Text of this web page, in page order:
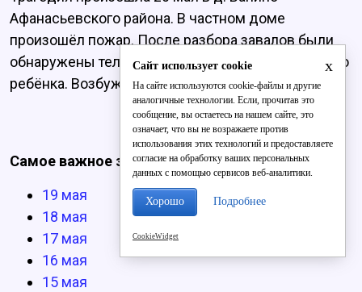
Афанасьевского района. В частном доме
произошёл пожар. После разбора завалов были
обнаружены тела 48-летней женщины и 2-летнего
ребёнка. Возбуждено уголовное дело.
Самое важное за неделю:
19 мая
18 мая
17 мая
16 мая
15 мая
x
Сайт использует cookie
На сайте используются cookie-файлы и другие
аналогичные технологии. Если, прочитав это
сообщение, вы остаетесь на нашем сайте, это
означает, что вы не возражаете против
использования этих технологий и предоставляете
согласие на обработку ваших персональных
данных с помощью сервисов веб-аналитики.
Хорошо Подробнее
CookieWidget